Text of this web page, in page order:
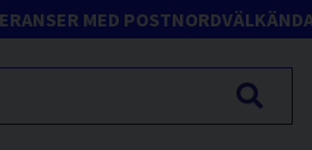
MED POSTNORD